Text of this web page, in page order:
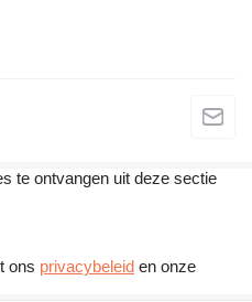
te ontvangen uit deze sectie
ons privacybeleid en onze